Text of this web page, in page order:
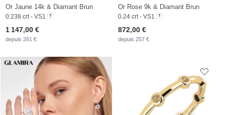
Or Jaune 14k & Diamant Brun
0.238 crt - VS1
1 147,00 €
depuis 261 €
Or Rose 9k & Diamant Brun
0.24 crt - VS1
872,00 €
depuis 257 €